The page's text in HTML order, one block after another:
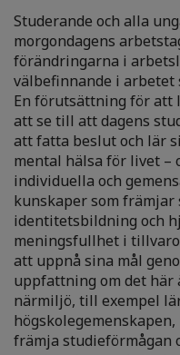
Studerande och alla
morgondagens
förändringarna i
välbefinnande i arbetet
En förutsättning för att
att se till att dagens
att fatta beslut och lär
mental hälsa för livet –
individuella och
kunskaper som
identitetsbildning och
meningsfullhet i
att uppnå sina mål
uppfattning om det här
närmiljö, till exempel
främja studieförmågan